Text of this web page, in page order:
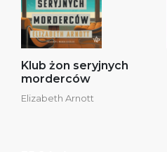
Klub żon seryjnych
morderców
Elizabeth Arnott